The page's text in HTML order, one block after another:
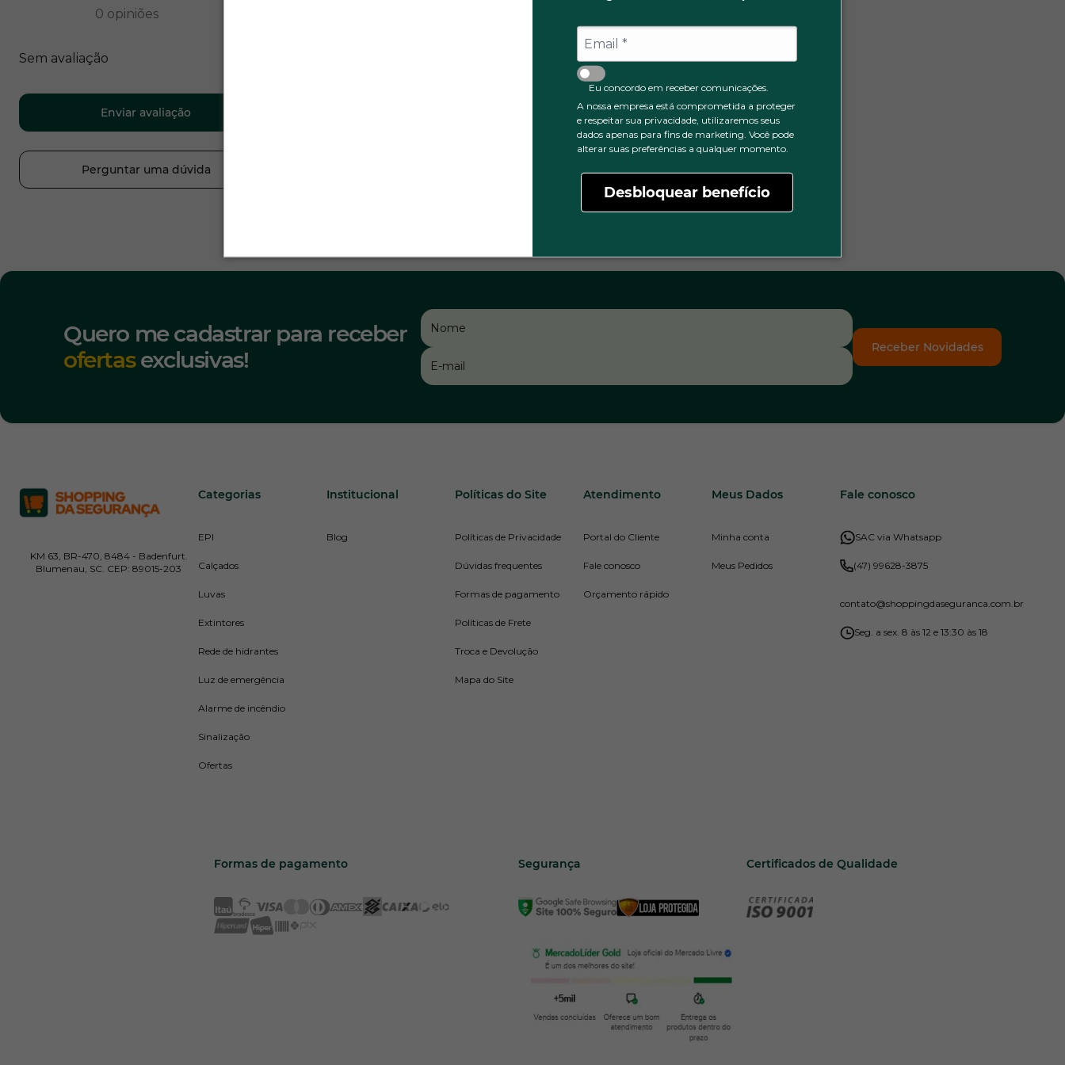
Eu concordo em receber comunicações.
A nossa empresa está comprometida a proteger
e respeitar sua privacidade, utilizaremos seus
dados apenas para fins de marketing. Você pode
alterar suas preferências a qualquer momento.
Desbloquear benefício
0 opiniões
Sem avaliação
Enviar avaliação
Perguntar uma dúvida
Quero me cadastrar para receber
ofertasexclusivas! Receber Novidades
KM 63, BR-470, 8484 - Badenfurt.
Blumenau, SC. CEP: 89015-203
Categorias
EPI
Calçados
Luvas
Extintores
Rede de hidrantes
Luz de emergência
Alarme de incêndio
Sinalização
Ofertas
Institucional
Blog
Políticas do Site
Políticas de Privacidade
Dúvidas frequentes
Formas de pagamento
Políticas de Frete
Troca e Devolução
Mapa do Site
Atendimento
Portal do Cliente
Fale conosco
Orçamento rápido
Meus Dados
Minha conta
Meus Pedidos
Fale conosco
SAC via Whatsapp
(47) 99628-3875
contato@shoppingdaseguranca.com.br
Seg. a sex. 8 às 12 e 13:30 às 18
Formas de pagamento Segurança Certificados de Qualidade